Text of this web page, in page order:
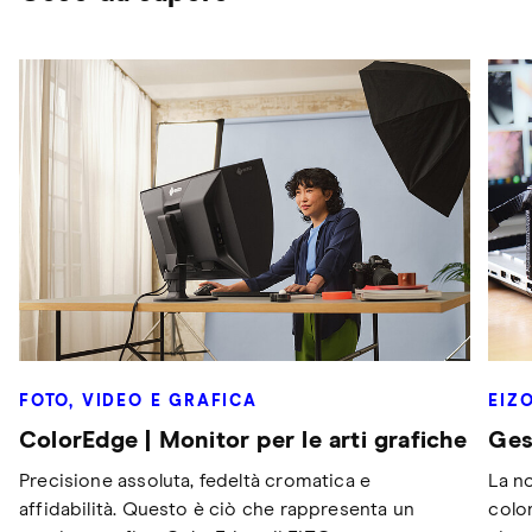
FOTO, VIDEO E GRAFICA
ColorEdge | Monitor per le arti grafiche
Precisione assoluta, fedeltà cromatica e
affidabilità. Questo è ciò che rappresenta un
La